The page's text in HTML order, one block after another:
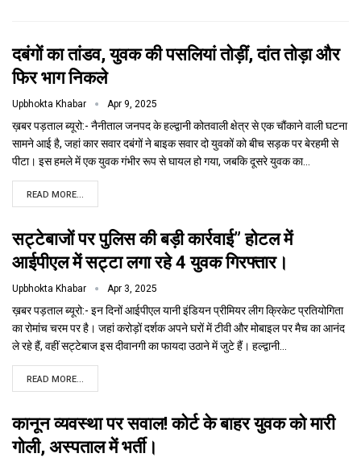
दबंगों का तांडव, युवक की पसलियां तोड़ीं, दांत तोड़ा और
फिर भाग निकले
Upbhokta Khabar Apr 9, 2025
ख़बर पड़ताल ब्यूरो:- नैनीताल जनपद के हल्द्वानी कोतवाली क्षेत्र से एक चौंकाने वाली घटना
सामने आई है, जहां कार सवार दबंगों ने बाइक सवार दो युवकों को बीच सड़क पर बेरहमी से
पीटा। इस हमले में एक युवक गंभीर रूप से घायल हो गया, जबकि दूसरे युवक का…
READ MORE...
सट्टेबाजों पर पुलिस की बड़ी कार्रवाई” होटल में
आईपीएल में सट्टा लगा रहे 4 युवक गिरफ्तार।
Upbhokta Khabar Apr 3, 2025
ख़बर पड़ताल ब्यूरो:- इन दिनों आईपीएल यानी इंडियन प्रीमियर लीग क्रिकेट प्रतियोगिता
का रोमांच चरम पर है। जहां करोड़ों दर्शक अपने घरों में टीवी और मोबाइल पर मैच का आनंद
ले रहे हैं, वहीं सट्टेबाज इस दीवानगी का फायदा उठाने में जुटे हैं। हल्द्वानी…
READ MORE...
कानून व्यवस्था पर सवाल! कोर्ट के बाहर युवक को मारी
गोली, अस्पताल में भर्ती।